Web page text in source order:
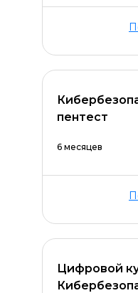
пентест
6 месяцев
Цифровой